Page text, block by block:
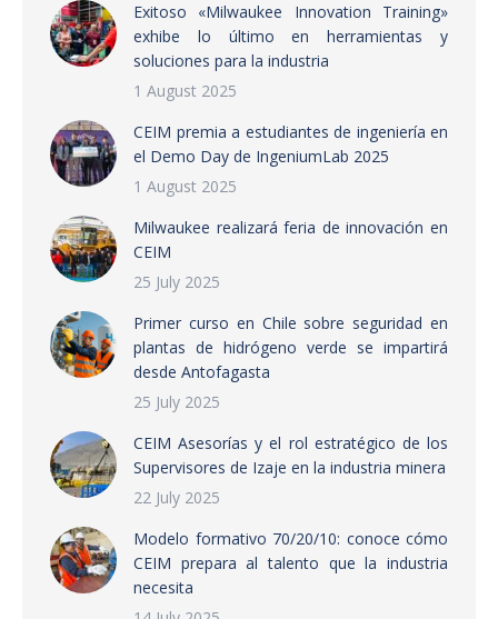
Exitoso «Milwaukee Innovation Training»
exhibe lo último en herramientas y
soluciones para la industria
1 August 2025
CEIM premia a estudiantes de ingeniería en
el Demo Day de IngeniumLab 2025
1 August 2025
Milwaukee realizará feria de innovación en
CEIM
25 July 2025
Primer curso en Chile sobre seguridad en
plantas de hidrógeno verde se impartirá
desde Antofagasta
25 July 2025
CEIM Asesorías y el rol estratégico de los
Supervisores de Izaje en la industria minera
22 July 2025
Modelo formativo 70/20/10: conoce cómo
CEIM prepara al talento que la industria
necesita